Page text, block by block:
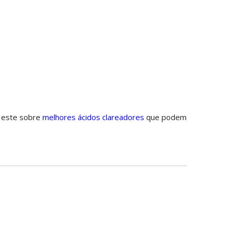
este sobre melhores ácidos clareadores que podem